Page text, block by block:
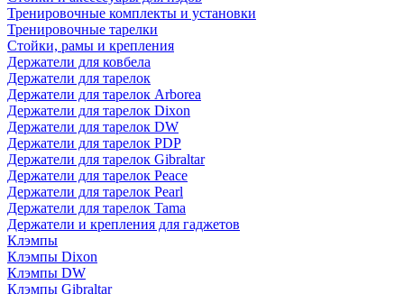
Тренировочные комплекты и установки
Тренировочные тарелки
Стойки, рамы и крепления
Держатели для ковбела
Держатели для тарелок
Держатели для тарелок Arborea
Держатели для тарелок Dixon
Держатели для тарелок DW
Держатели для тарелок PDP
Держатели для тарелок Gibraltar
Держатели для тарелок Peace
Держатели для тарелок Pearl
Держатели для тарелок Tama
Держатели и крепления для гаджетов
Клэмпы
Клэмпы Dixon
Клэмпы DW
Клэмпы Gibraltar